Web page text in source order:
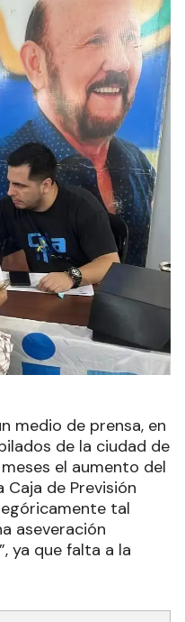
medio de prensa, en
de la ciudad de
el aumento del
de Previsión
tal
aseveración
ya que falta a la